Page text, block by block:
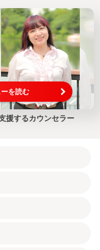
を読む
援するカウンセラー